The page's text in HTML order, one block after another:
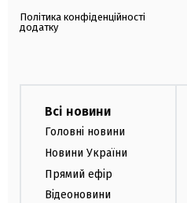
Політика конфіденційності
додатку
Всі новини
Головні новини
Новини України
Прямий ефір
Відеоновини